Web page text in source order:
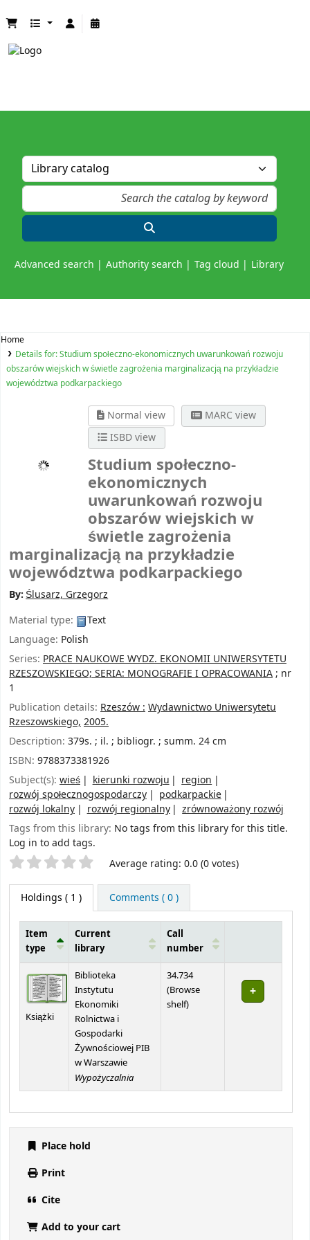
Advanced search Authority search Tag cloud Library
Home
Details for:Studium społeczno-ekonomicznych uwarunkowań rozwoju
obszarów wiejskich w świetle zagrożenia marginalizacją na przykładzie
województwa podkarpackiego
Normal view
MARC view
ISBD view
Studium społeczno-
ekonomicznych
uwarunkowań rozwoju
obszarów wiejskich w
świetle zagrożenia
marginalizacją na przykładzie
województwa podkarpackiego
By:Ślusarz, Grzegorz
Material type:
Text
Language: Polish
Series: PRACE NAUKOWE WYDZ. EKONOMII UNIWERSYTETU
RZESZOWSKIEGO; SERIA: MONOGRAFIE I OPRACOWANIA; nr
1
Publication details: Rzeszów :Wydawnictwo Uniwersytetu
Rzeszowskiego,2005.
Description: 379s. ; il. ; bibliogr. ; summ. 24 cm
ISBN: 9788373381926
Subject(s): wieś kierunki rozwoju
region
rozwój społecznogospodarczy
podkarpackie
rozwój lokalny
rozwój regionalny
zrównoważony rozwój
Tags from this library: No tags from this library for this title.
Log in to add tags.
Star ratings Average rating: 0.0 (0 votes)
Holdings ( 1 ) Comments ( 0 )
Item
type
Current
library
Call
number
Książki
Biblioteka
Instytutu
Ekonomiki
Rolnictwa i
Gospodarki
Żywnościowej PIB
w Warszawie
Wypożyczalnia
34.734
(Browse
shelf(Opens below)
)
Place hold
Print
Cite
Add to your cart